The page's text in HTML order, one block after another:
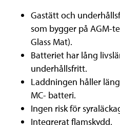
Gastätt och
som bygger på AGM-
Glass Mat).
Batteriet har lång
underhållsfritt.
Laddningen håller
MC- batteri.
Ingen risk för
Integrerat flamskydd.